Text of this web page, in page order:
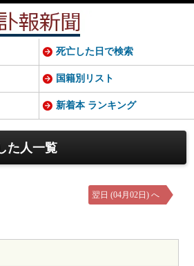
た人一覧
翌日 (04月02日) へ
死亡した日で検索
国籍別リスト
新着本 ランキング